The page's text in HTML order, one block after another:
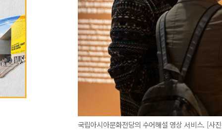
국립아시아문화전당의 수어해설 영상 서비스. [